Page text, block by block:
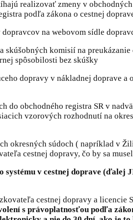
realizovať zmeny v
podľa zákona o cestnej
na webovom sídle
komisií na
spôsobilosti bez skúšky
dopravy v nákladnej doprave
obchodného registra SR v
vzorových rozhodnutí na
okresných súdoch ( napríklad v
cestnej dopravy, čo by sa
systému v cestnej doprave
cestnej dopravy a licencie
s právoplatnosťou podľa